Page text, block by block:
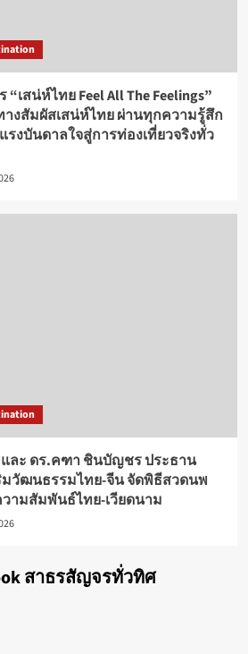
เสน่ห์ไทย Feel All The Feelings”
งสัมผัสเสน่ห์ไทย ผ่านทุกความรู้สึก
งบันดาลใจสู่การท่องเที่ยวจริงทั่ว
ละ ดร.คฑา ชินบัญชร ประธาน
วัฒนธรรมไทย-จีน จัดพิธีสวดนพ
วามสัมพันธ์ไทย-เวียดนาม
สาธรสัญจรทั่วทิศ